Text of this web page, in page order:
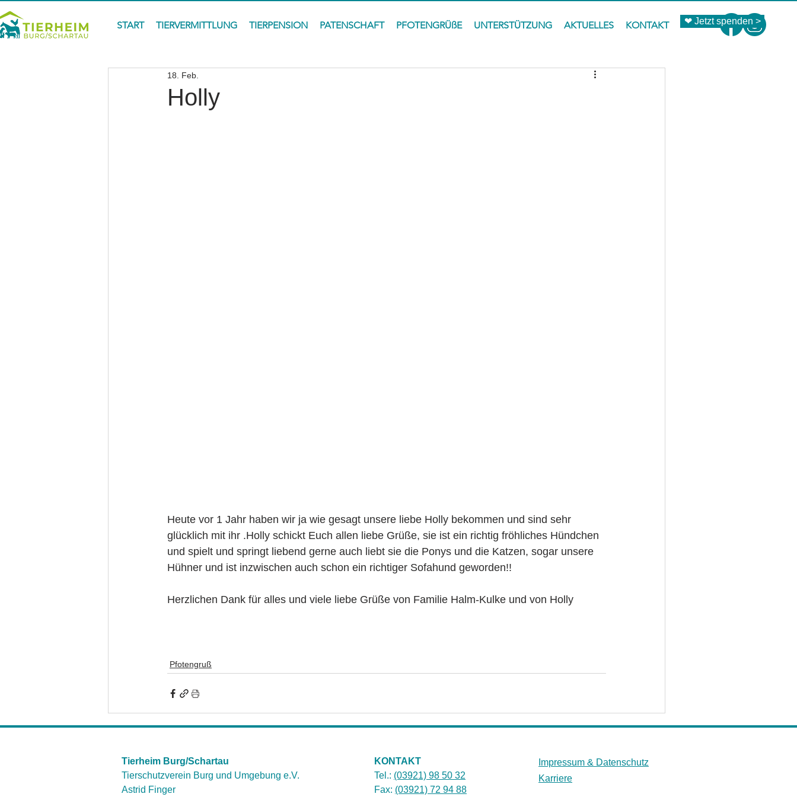
START TIERVERMITTLUNG TIERPENSION PATENSCHAFT PFOTENGRÜßE UNTERSTÜTZUNG AKTUELLES KONTAKT ❤ Jetzt spenden >
Holly
18. Feb.
Heute vor 1 Jahr haben wir ja wie gesagt unsere liebe Holly bekommen und sind sehr
glücklich mit ihr .Holly schickt Euch allen liebe Grüße, sie ist ein richtig fröhliches Hündchen
und spielt und springt liebend gerne auch liebt sie die Ponys und die Katzen, sogar unsere
Hühner und ist inzwischen auch schon ein richtiger Sofahund geworden!!
Herzlichen Dank für alles und viele liebe Grüße von Familie Halm-Kulke und von Holly
Pfotengruß
Tierheim Burg/Schartau
Tierschutzverein Burg und Umgebung e.V.
Astrid Finger
KONTAKT
Tel.: (03921) 98 50 32
Fax: (03921) 72 94 88
Impressum & Datenschutz
Karriere